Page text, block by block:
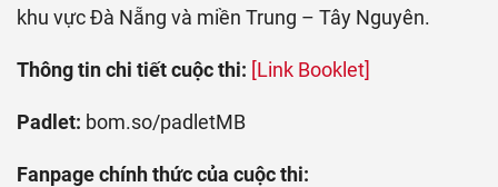
khu vực Đà Nẵng và miền Trung – Tây Nguyên.
Thông tin chi tiết cuộc thi: [Link Booklet]
Padlet: bom.so/padletMB
Fanpage chính thức của cuộc thi: